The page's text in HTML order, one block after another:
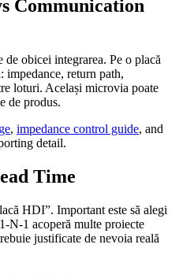
Communication
de obicei integrarea. Pe o placă
impedance, return path,
loturi. Același microvia poate
de produs.
, impedance control guide, and
detail.
Time
HDI”. Important este să alegi
N-1 acoperă multe proiecte
justificate de nevoia reală